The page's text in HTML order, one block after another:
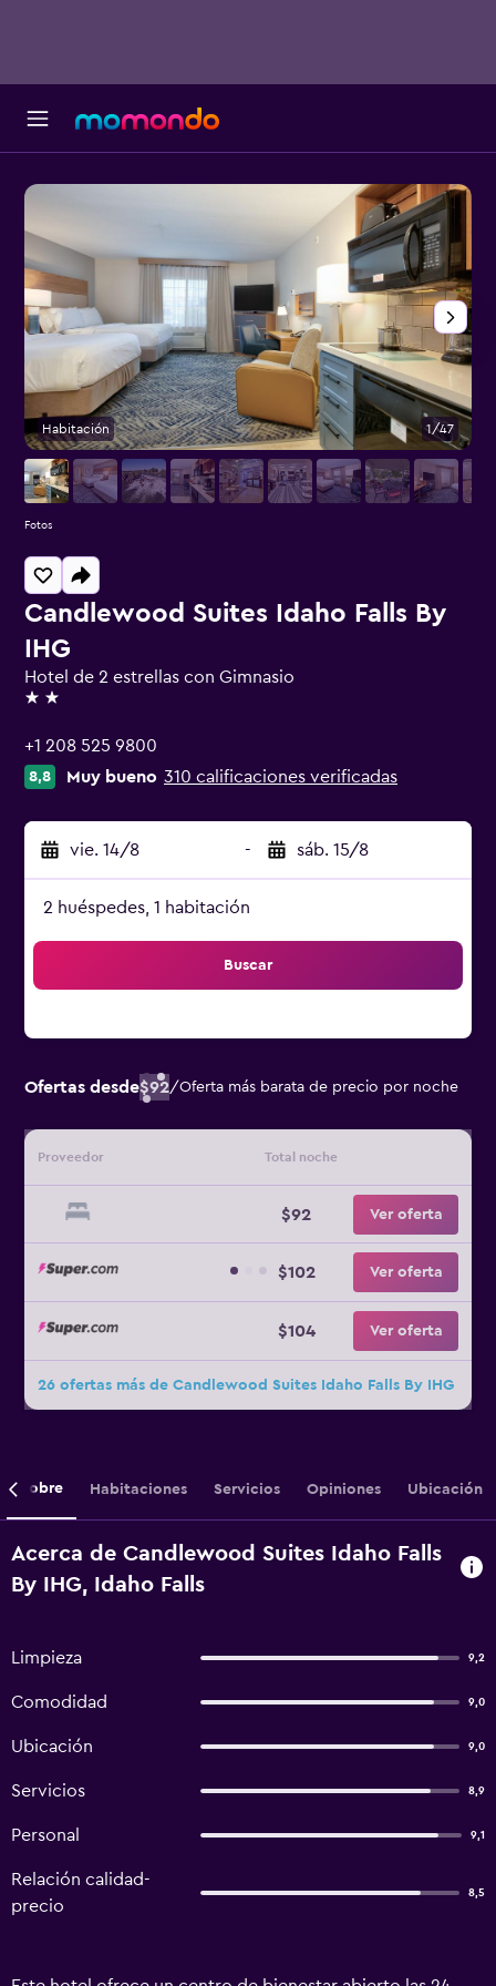
Candlewood Suites Idaho Falls By
IHG
Hotel de 2 estrellas con Gimnasio
2 estrellas
+1 208 525 9800
8,8 Muy bueno 310 calificaciones verificadas
vie. 14/8 - sáb. 15/8
2 huéspedes, 1 habitación
Buscar
Ofertas desde$92/Oferta más barata de precio por noche
Proveedor Total noche
$92 Ver oferta
$102 Ver oferta
$104 Ver oferta
26 ofertas más de Candlewood Suites Idaho Falls By IHG
Habitación 1/47
Fotos
Sobre Habitaciones Servicios Opiniones Ubicación
Acerca de Candlewood Suites Idaho Falls
By IHG, Idaho Falls
Limpieza 9,2
Comodidad 9,0
Ubicación 9,0
Servicios 8,9
Personal 9,1
Relación calidad-
precio
8,5